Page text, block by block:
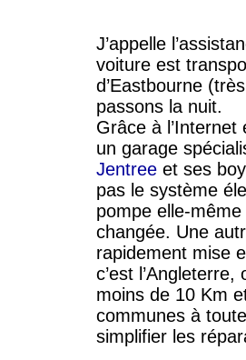
J’appelle
voiture est
d’Eastbourne
passons la nuit.
Grâce à
un garage
Jentree et ses
pas le système
pompe elle-
changée. Une
rapidement mise
c’est
moins de 10 Km
communes à
simplifier les